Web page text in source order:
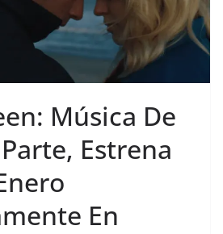
Música De
Estrena
En